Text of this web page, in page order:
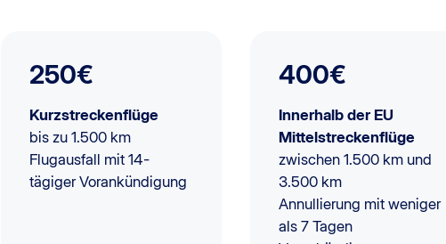
250€
Kurzstreckenflüge
bis zu 1.500 km
Flugausfall mit 14-
tägiger Vorankündigung
400€
Innerhalb der EU
Mittelstreckenflüge
zwischen 1.500 km und
3.500 km
Annullierung mit weniger
als 7 Tagen